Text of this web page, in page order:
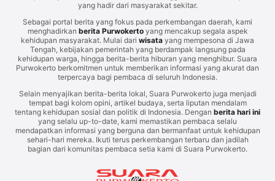
yang hadir dari masyarakat sekitar.
Sebagai portal berita yang fokus pada perkembangan daerah, kami
menghadirkan berita Purwokertoyang mencakup segala aspek
kehidupan masyarakat. Mulai dari wisata yang mempesona di Jawa
Tengah, kebijakan pemerintah yang berdampak langsung pada
kehidupan warga, hingga berita-berita hiburan yang menghibur. Suara
Purwokerto berkomitmen untuk memberikan informasi yang akurat dan
terpercaya bagi pembaca di seluruh Indonesia.
Selain menyajikan berita-berita lokal, Suara Purwokerto juga menjadi
tempat bagi kolom opini, artikel budaya, serta liputan mendalam
tentang kehidupan sosial dan politik di Indonesia. Dengan berita hari ini
yang selalu up-to-date, kami memastikan pembaca selalu
mendapatkan informasi yang berguna dan bermanfaat untuk kehidupan
sehari-hari mereka. Ikuti terus perkembangan terbaru dan jadilah
bagian dari komunitas pembaca setia kami di Suara Purwokerto.